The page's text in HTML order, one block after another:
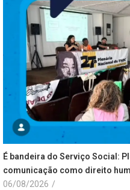
É bandeira do Serviço Social:
comunicação como direito
06/08/2026 /